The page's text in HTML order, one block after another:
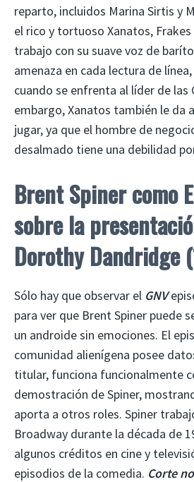
reparto, incluidos Marina Sirtis y
el rico y tortuoso Xanatos, Frakes
trabajo con su suave voz de
amenaza en cada lectura de
cuando se enfrenta al líder de las
embargo, Xanatos también le da
jugar, ya que el hombre de
desalmado tiene una debilidad
Brent Spiner como
sobre la
Dorothy Dandridge
Sólo hay que observar el GNV
para ver que Brent Spiner puede
un androide sin emociones. El
comunidad alienígena posee
titular, funciona funcionalmente
demostración de Spiner,
aporta a otros roles. Spiner
Broadway durante la década de
algunos créditos en cine y
episodios de la comedia. Corte